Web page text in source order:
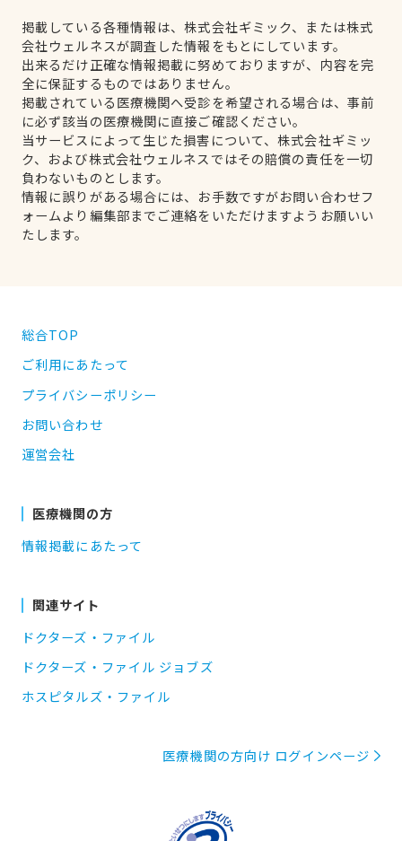
掲載している各種情報は、株式会社ギミック、または株式
会社ウェルネスが調査した情報をもとにしています。
出来るだけ正確な情報掲載に努めておりますが、内容を完
全に保証するものではありません。
掲載されている医療機関へ受診を希望される場合は、事前
に必ず該当の医療機関に直接ご確認ください。
当サービスによって生じた損害について、株式会社ギミッ
ク、および株式会社ウェルネスではその賠償の責任を一切
負わないものとします。
情報に誤りがある場合には、お手数ですがお問い合わせフ
ォームより編集部までご連絡をいただけますようお願いい
たします。
総合TOP
ご利用にあたって
プライバシーポリシー
お問い合わせ
運営会社
医療機関の方
情報掲載にあたって
関連サイト
ドクターズ・ファイル
ドクターズ・ファイル ジョブズ
ホスピタルズ・ファイル
医療機関の方向け ログインページ